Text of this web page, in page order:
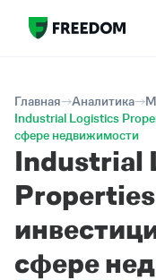
Главная Аналитика
Industrial Logistics
сфере недвижимости
Industrial
сфере